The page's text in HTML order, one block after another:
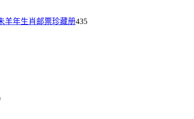
羊年生肖邮票珍藏册435